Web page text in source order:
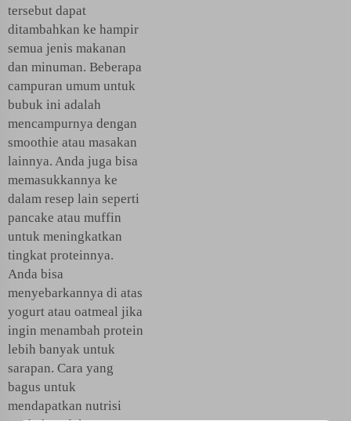
tersebut dapat
ditambahkan ke hampir
semua jenis makanan
dan minuman. Beberapa
campuran umum untuk
bubuk ini adalah
mencampurnya dengan
smoothie atau masakan
lainnya. Anda juga bisa
memasukkannya ke
dalam resep lain seperti
pancake atau muffin
untuk meningkatkan
tingkat proteinnya.
Anda bisa
menyebarkannya di atas
yogurt atau oatmeal jika
ingin menambah protein
lebih banyak untuk
sarapan. Cara yang
bagus untuk
mendapatkan nutrisi